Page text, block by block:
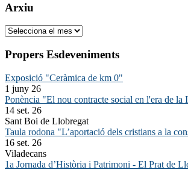
Arxiu
Arxiu
Propers Esdeveniments
Exposició "Ceràmica de km 0"
1 juny 26
Ponència "El nou contracte social en l'era de la
14 set. 26
Sant Boi de Llobregat
Taula rodona "L’aportació dels cristians a la
16 set. 26
Viladecans
1a Jornada d’Història i Patrimoni - El Prat de